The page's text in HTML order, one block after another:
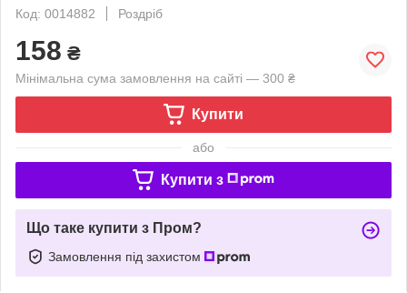
Код: 0014882
Роздріб
158 ₴
Мінімальна сума замовлення на сайті — 300 ₴
Купити
або
Купити з
Що таке купити з Пром?
Замовлення під захистом